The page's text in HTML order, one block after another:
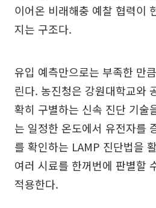
이어온 비래해충 예찰 협력이
지는 구조다.
유입 예측만으로는 부족한 만
린다. 농진청은 강원대학교와
확히 구별하는 신속 진단 기술
는 일정한 온도에서 유전자를
를 확인하는 LAMP 진단법을
여러 시료를 한꺼번에 판별할
적용한다.